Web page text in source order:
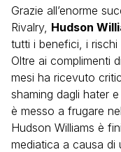
Grazie all’enorme
Rivalry, Hudson
tutti i benefici, i
Oltre ai complimenti
mesi ha ricevuto
shaming dagli hater
è messo a frugare
Hudson Williams è
mediatica a causa